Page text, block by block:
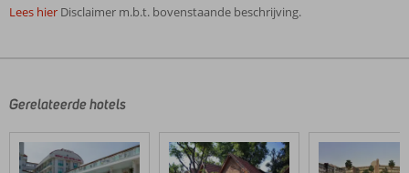
Lees hier Disclaimer m.b.t. bovenstaande beschrijving.
door
klanten
geschreven
Gerelateerde hotels